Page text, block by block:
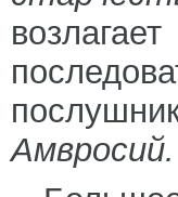
Амвросий.